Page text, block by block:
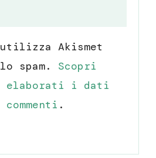
Akismet
spam. Scopri
elaborati i dati
.